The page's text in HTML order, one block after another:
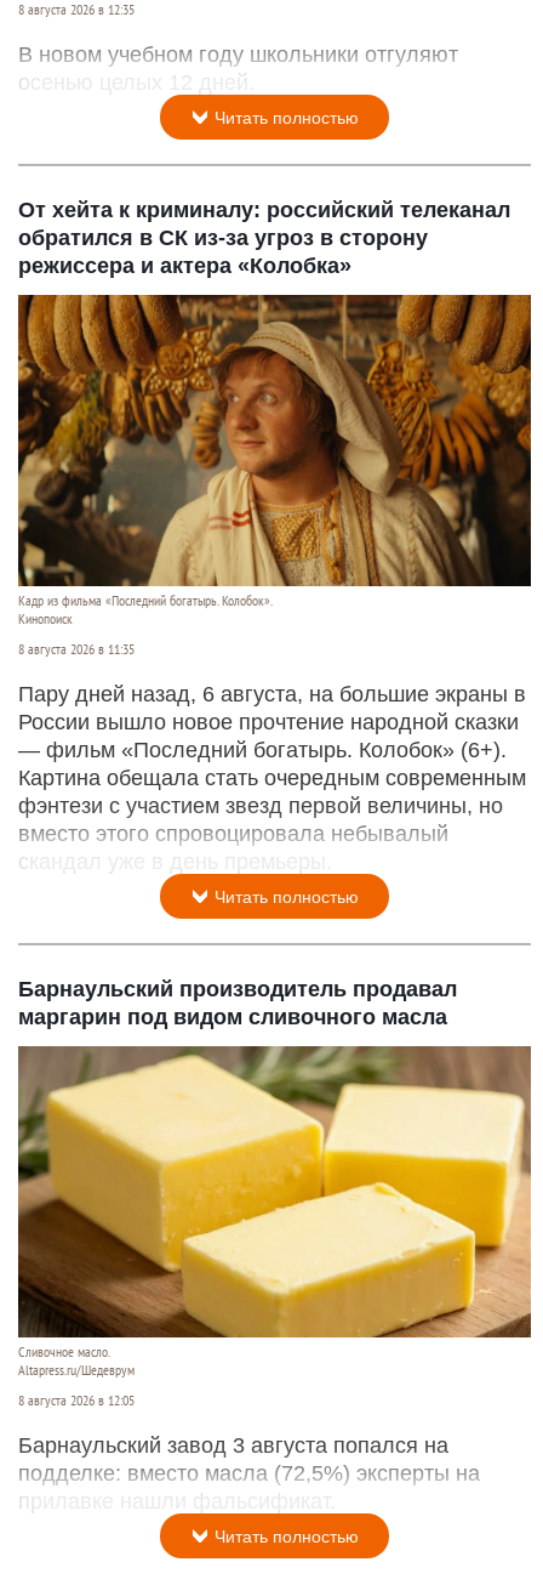
8 августа 2026 в 12:35
В новом учебном году школьники отгуляют
осенью целых 12 дней.
Читать полностью
От хейта к криминалу: российский телеканал
обратился в СК из-за угроз в сторону
режиссера и актера «Колобка»
Кадр из фильма «Последний богатырь. Колобок».
Кинопоиск
8 августа 2026 в 11:35
Пару дней назад, 6 августа, на большие экраны в
России вышло новое прочтение народной сказки
— фильм «Последний богатырь. Колобок» (6+).
Картина обещала стать очередным современным
фэнтези с участием звезд первой величины, но
вместо этого спровоцировала небывалый
скандал уже в день премьеры.
Читать полностью
Барнаульский производитель продавал
маргарин под видом сливочного масла
Сливочное масло.
Altapress.ru/Шедеврум
8 августа 2026 в 12:05
Барнаульский завод 3 августа попался на
подделке: вместо масла (72,5%) эксперты на
прилавке нашли фальсификат.
Читать полностью